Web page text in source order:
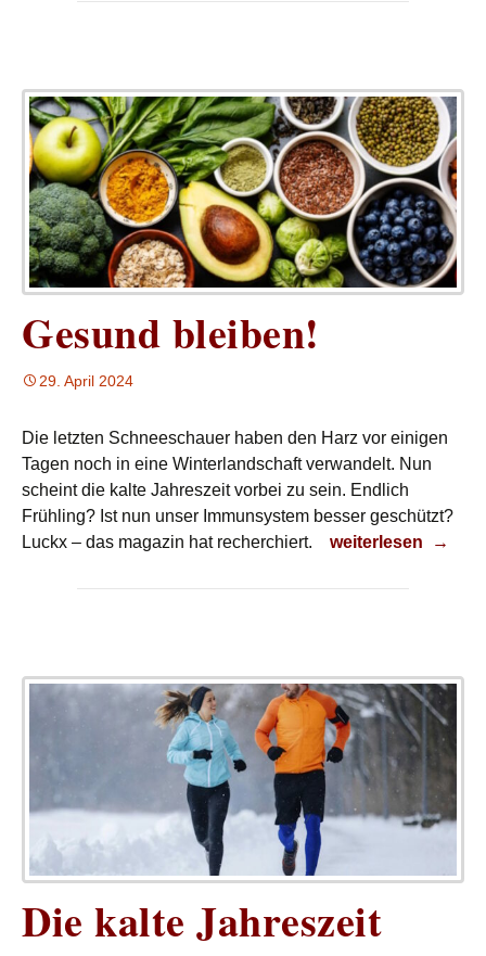
Gesund bleiben!
29. April 2024
Die letzten Schneeschauer haben den Harz vor einigen
Tagen noch in eine Winterlandschaft verwandelt. Nun
scheint die kalte Jahreszeit vorbei zu sein. Endlich
Frühling? Ist nun unser Immunsystem besser geschützt?
Luckx – das magazin hat recherchiert.
Gesund bleiben!
weiterlesen →
Die kalte Jahreszeit